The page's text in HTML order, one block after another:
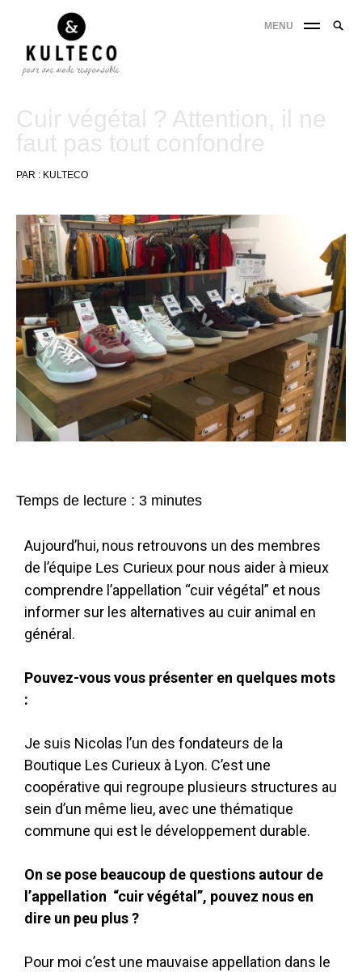
MENU
Cuir végétal ? Attention, il ne
faut pas tout confondre
PAR : KULTECO
Temps de lecture : 3 minutes
Aujourd’hui, nous retrouvons un des membres
de l’équipe Les Curieux pour nous aider à mieux
comprendre l’appellation “cuir végétal” et nous
informer sur les alternatives au cuir animal en
général.
Pouvez-vous vous présenter en quelques mots
:
Je suis Nicolas l’un des fondateurs de la
Boutique Les Curieux à Lyon. C’est une
coopérative qui regroupe plusieurs structures au
sein d’un même lieu, avec une thématique
commune qui est le développement durable.
On se pose beaucoup de questions autour de
l’appellation “cuir végétal”, pouvez nous en
dire un peu plus ?
Pour moi c’est une mauvaise appellation dans le